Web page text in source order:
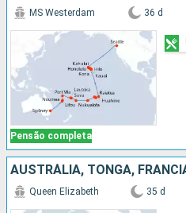
Pensão completa
MS Westerdam 36 d
Queen Elizabeth 35 d